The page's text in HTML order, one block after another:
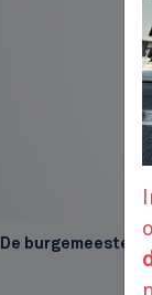
De burgemeester